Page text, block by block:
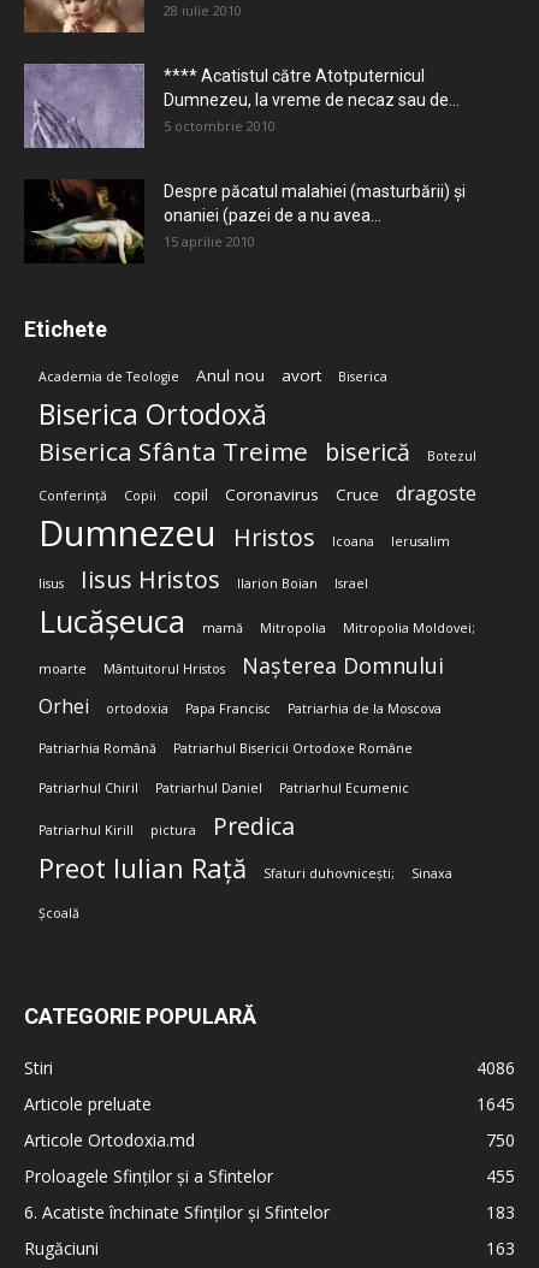
28 iulie 2010
**** Acatistul către Atotputernicul
Dumnezeu, la vreme de necaz sau de...
5 octombrie 2010
Despre păcatul malahiei (masturbării) şi
onaniei (pazei de a nu avea...
15 aprilie 2010
Etichete
Academia de Teologie Anul nou avort Biserica
Biserica Ortodoxă
Biserica Sfânta Treime biserică Botezul
Conferință Copii copil Coronavirus Cruce dragoste
Dumnezeu Hristos Icoana Ierusalim
Iisus Iisus Hristos Ilarion Boian Israel
Lucășeuca mamă Mitropolia Mitropolia Moldovei;
moarte Mântuitorul Hristos Nașterea Domnului
Orhei ortodoxia Papa Francisc Patriarhia de la Moscova
Patriarhia Română Patriarhul Bisericii Ortodoxe Române
Patriarhul Chiril Patriarhul Daniel Patriarhul Ecumenic
Patriarhul Kirill pictura Predica
Preot Iulian Rață Sfaturi duhovnicești; Sinaxa
Școală
CATEGORIE POPULARĂ
Stiri
4086
Articole preluate
1645
Articole Ortodoxia.md
750
Proloagele Sfinților și a Sfintelor
455
6. Acatiste închinate Sfinților și Sfintelor
183
Rugăciuni
163